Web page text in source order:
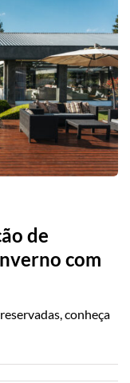
de
com
conheça